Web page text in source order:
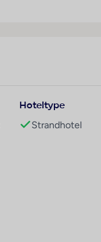
Hoteltype
Strandhotel